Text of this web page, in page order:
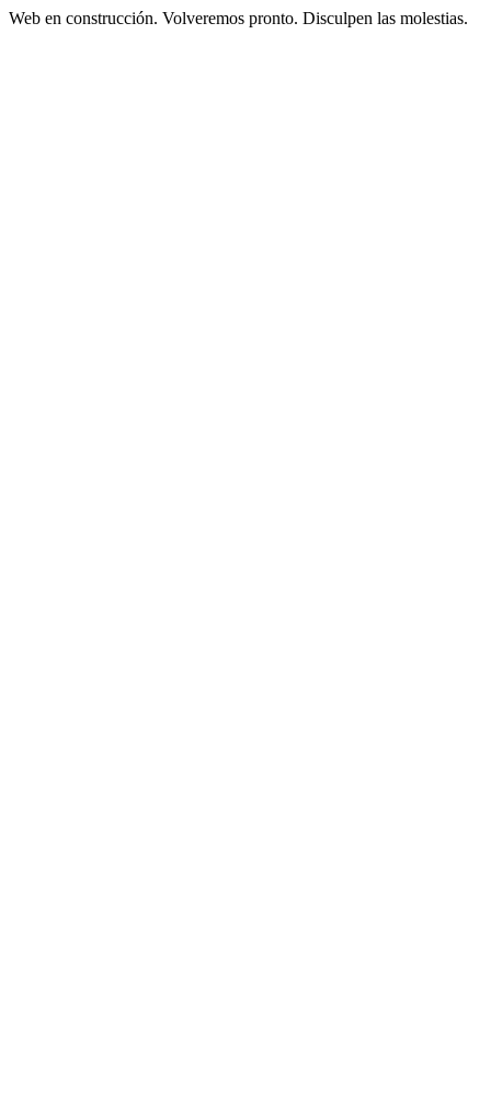
Web en construcción. Volveremos pronto. Disculpen las molestias.